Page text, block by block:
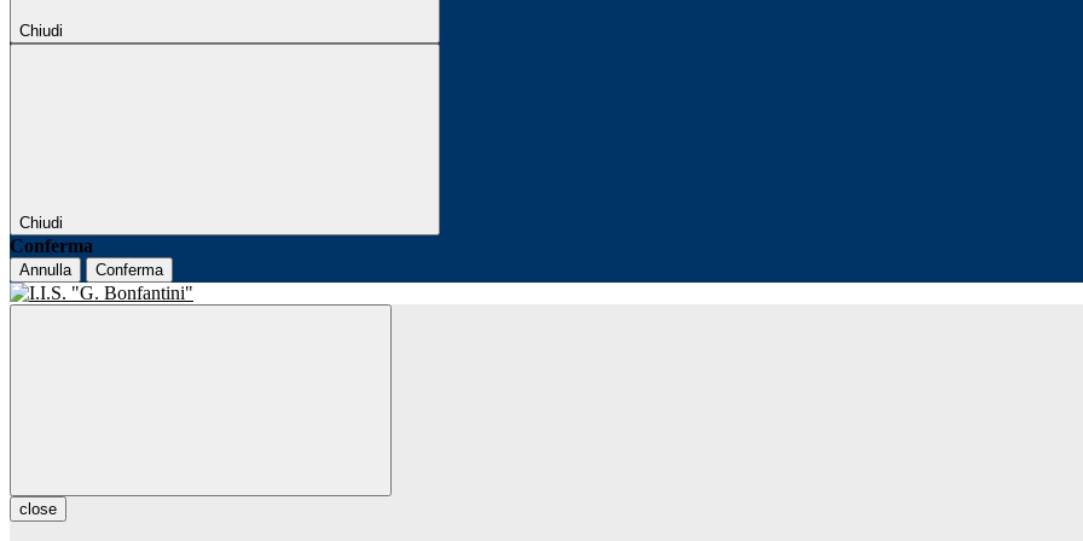
Chiudi
Chiudi
Conferma
Annulla Conferma
close